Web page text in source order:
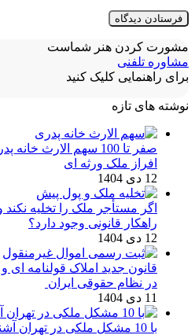
مشورت کردن هنر شماست
مشاوره تلفنی
برای راهنمایی کلیک کنید
نوشته های تازه
صفر تا 100 سهم الارث
افراز ملک ورثه ای
12 دی 1404
اگر مستأجر ملک را تخلیه
راهکار قانونی وجود دارد؟
12 دی 1404
قانون جدید املاک قولنامه ای
در نظام حقوقی ایران
11 دی 1404
با 10 مشکل ملکی در تهران آشنا شوید | راه حل‌ها کدامند؟